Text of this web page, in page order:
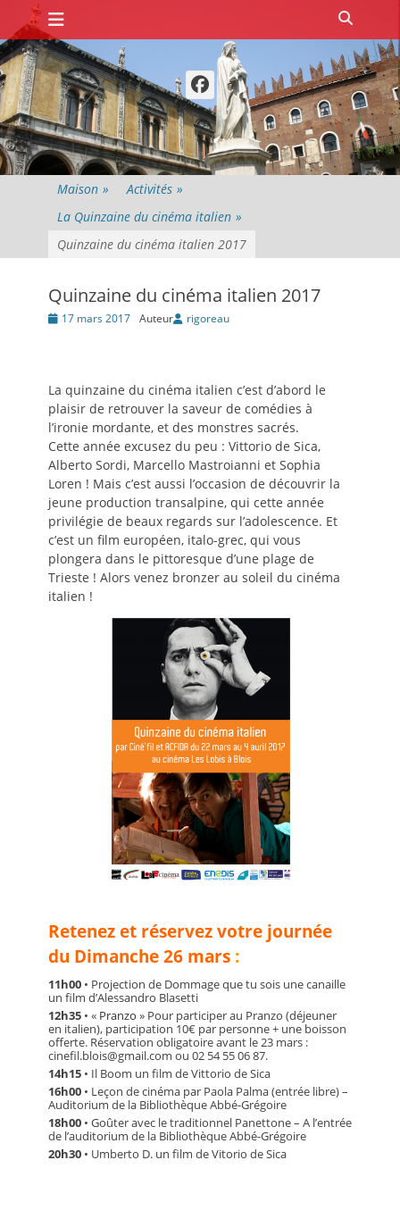
Passer
au
contenu
Premier menu
Facebook
Maison » Activités »
La Quinzaine du cinéma italien »
Quinzaine du cinéma italien 2017
Quinzaine du cinéma italien 2017
Posté17 mars 2017 Auteur rigoreau
La quinzaine du cinéma italien c’est d’abord le
plaisir de retrouver la saveur de comédies à
l’ironie mordante, et des monstres sacrés.
Cette année excusez du peu : Vittorio de Sica,
Alberto Sordi, Marcello Mastroianni et Sophia
Loren ! Mais c’est aussi l’occasion de découvrir la
jeune production transalpine, qui cette année
privilégie de beaux regards sur l’adolescence. Et
c’est un film européen, italo-grec, qui vous
plongera dans le pittoresque d’une plage de
Trieste ! Alors venez bronzer au soleil du cinéma
italien !
Retenez et réservez votre journée
du Dimanche 26 mars :
11h00 • Projection de Dommage que tu sois une canaille
un film d’Alessandro Blasetti
12h35 • « Pranzo » Pour participer au Pranzo (déjeuner
en italien), participation 10€ par personne + une boisson
offerte. Réservation obligatoire avant le 23 mars :
cinefil.blois@gmail.com ou 02 54 55 06 87.
14h15 • Il Boom un film de Vittorio de Sica
16h00 • Leçon de cinéma par Paola Palma (entrée libre) –
Auditorium de la Bibliothèque Abbé-Grégoire
18h00 • Goûter avec le traditionnel Panettone – A l’entrée
de l’auditorium de la Bibliothèque Abbé-Grégoire
20h30 • Umberto D. un film de Vitorio de Sica